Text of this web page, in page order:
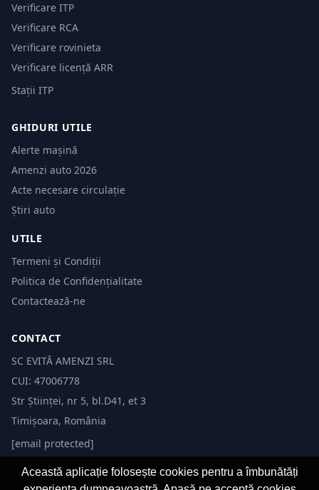
Verificare ITP
Verificare RCA
Verificare rovinieta
Verificare licență ARR
Stații ITP
GHIDURI UTILE
Alerte mașină
Amenzi auto 2026
Acte necesare circulație
Știri auto
UTILE
Termeni și Condiții
Politica de Confidențialitate
Contactează-ne
CONTACT
SC EVITĂ AMENZI SRL
CUI: 47006778
Str Științei, nr 5, bl.D41, et 3
Timișoara, România
[email protected]
Această aplicație folosește cookies pentru a îmbunătăți